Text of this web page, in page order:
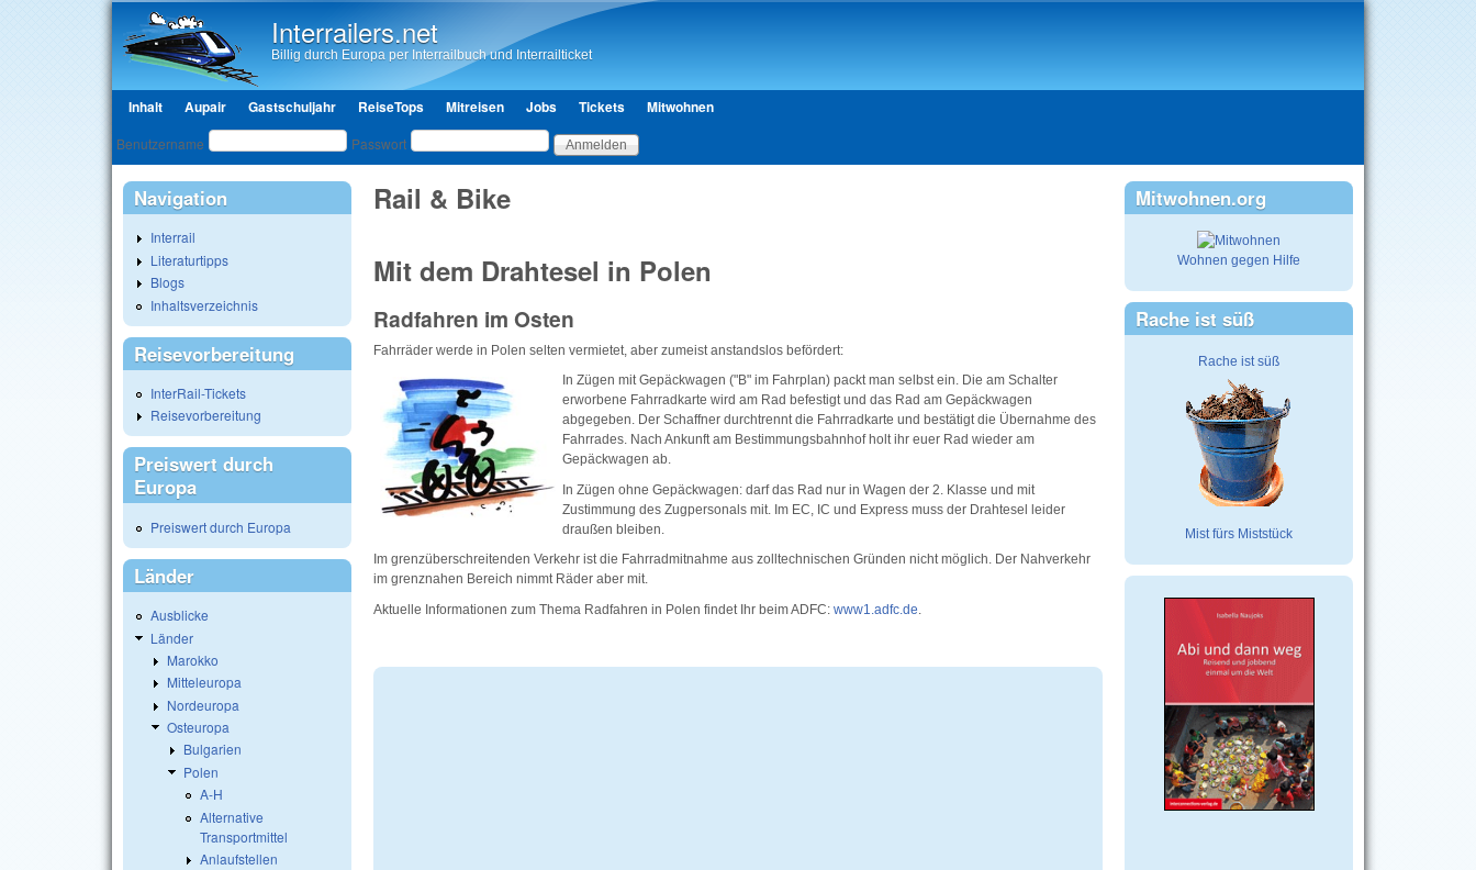
Interrailers.net
Billig durch Europa per Interrailbuch und Interrailticket
Hauptmenü
Inhalt Aupair Gastschuljahr ReiseTops Mitreisen Jobs Tickets Mitwohnen
Benutzeranmeldung
Benutzername Passwort
Rail & Bike
Mit dem Drahtesel in Polen
Radfahren im Osten
Fahrräder werde in Polen selten vermietet, aber zumeist anstandslos befördert:
n Zügen mit Gepäckwagen ("B" im Fahrplan) packt man selbst ein. Die am Schalter
erworbene Fahrradkarte wird am Rad befestigt und das Rad am Gepäckwagen
abgegeben. Der Schaffner durchtrennt die Fahrradkarte und bestätigt die Übernahme des
Fahrrades. Nach Ankunft am Bestimmungsbahnhof holt ihr euer Rad wieder am
Gepäckwagen ab.
In Zügen ohne Gepäckwagen: darf das Rad nur in Wagen der 2. Klasse und mit
Zustimmung des Zugpersonals mit. Im EC, IC und Express muss der Drahtesel leider
draußen bleiben.
Im grenzüberschreitenden Verkehr ist die Fahrradmitnahme aus zolltechnischen Gründen nicht möglich. Der Nahverkehr
im grenznahen Bereich nimmt Räder aber mit.
Aktuelle Informationen zum Thema Radfahren in Polen findet Ihr beim ADFC: www1.adfc.de.
Navigation
Interrail
Literaturtipps
Blogs
Inhaltsverzeichnis
Reisevorbereitung
InterRail-Tickets
Reisevorbereitung
Preiswert durch
Europa
Preiswert durch Europa
Länder
Ausblicke
Länder
Marokko
Mitteleuropa
Nordeuropa
Osteuropa
Bulgarien
Polen
A-H
Alternative
Transportmittel
Anlaufstellen
Mitwohnen.org
Wohnen gegen Hilfe
Rache ist süß
Rache ist süß
Mist fürs Miststück